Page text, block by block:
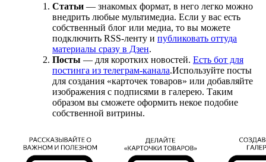
Статьи — знакомых формат, в него легко можно
внедрить любые мультимедиа. Если у вас есть
собственный блог или медиа, то вы можете
подключить RSS-ленту и публиковать оттуда
материалы сразу в Дзен.
Посты — для коротких новостей. Есть бот для
постинга из телеграм-канала.Используйте посты
для создания «карточек товаров» или добавляйте
изображения с подписями в галерею. Таким
образом вы сможете оформить некое подобие
собственной витрины.